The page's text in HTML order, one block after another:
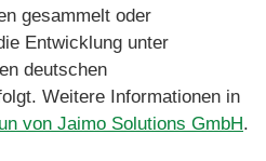
gesammelt oder
Entwicklung unter
deutschen
Weitere Informationen in
von Jaimo Solutions GmbH.